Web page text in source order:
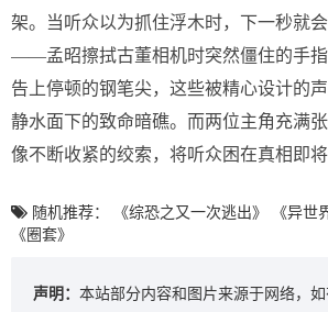
架。当听众以为抓住浮木时，下一秒就
——孟昭擦拭古董相机时突然僵住的手
告上停顿的钢笔尖，这些被精心设计的
静水面下的致命暗礁。而两位主角充满
像不断收紧的绞索，将听众困在真相即将
随机推荐： 《综恐之又一次逃出》
《异世
《圈套》
声明： 本站部分内容和图片来源于网络，